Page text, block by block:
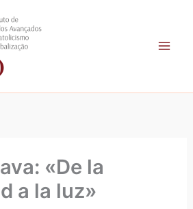
«De la
a la luz»